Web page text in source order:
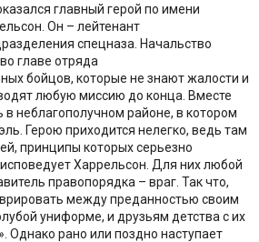
главный герой по имени
Он – лейтенант
спецназа. Начальство
главе отряда
бойцов, которые не знают жалости и
любую миссию до конца. Вместе
в неблагополучном районе, в котором
Герою приходится нелегко, ведь там
принципы которых серьезно
исповедует Харрельсон. Для них любой
правопорядка – враг. Так что,
между преданностью своим
униформе, и друзьям детства с их
Однако рано или поздно наступает